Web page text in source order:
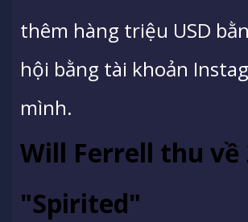
thêm hàng triệu USD
hội bằng tài khoản
mình.
Will Ferrell thu
"Spirited"